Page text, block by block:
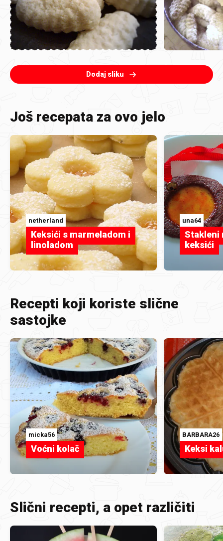
Dodaj sliku
Još recepata za ovo jelo
netherland
Keksići s marmeladom i
linoladom
una64
Stakleni
keksići
Recepti koji koriste slične
sastojke
micka56
Voćni kolač
BARBARA26
Keksi
Slični recepti, a opet različiti